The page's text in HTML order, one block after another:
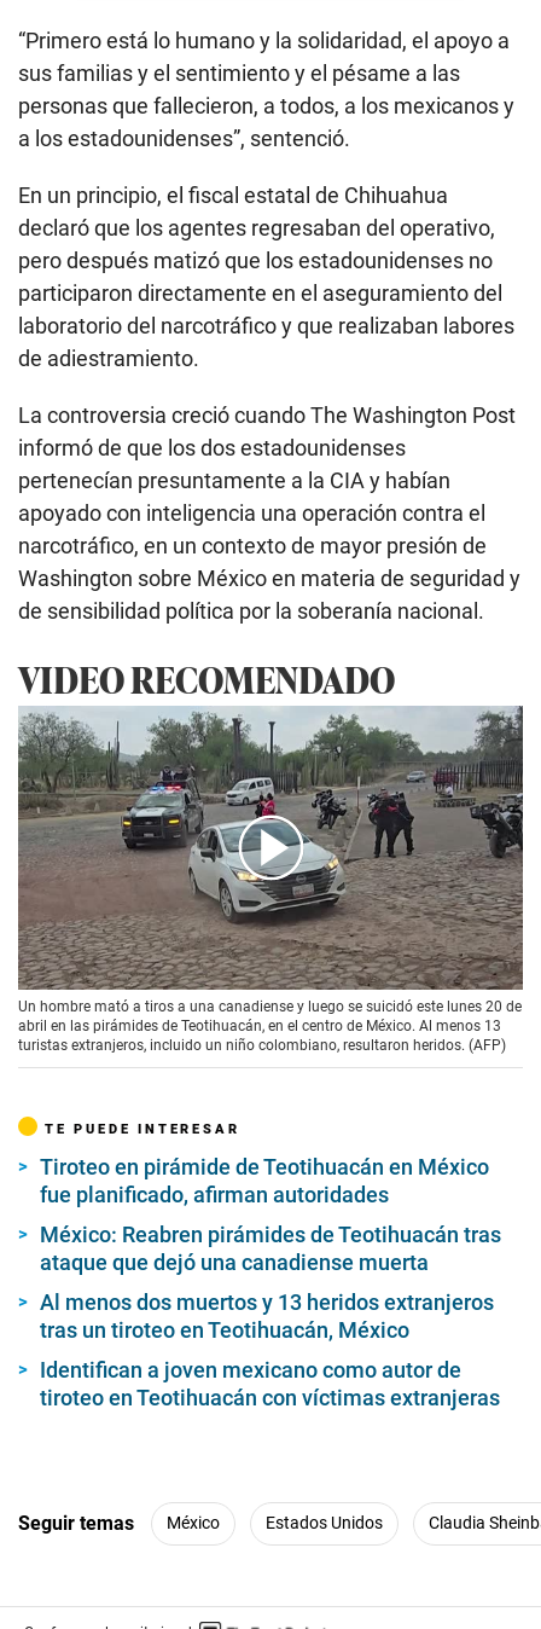
“Primero está lo humano y la solidaridad, el apoyo a
sus familias y el sentimiento y el pésame a las
personas que fallecieron, a todos, a los mexicanos y
a los estadounidenses”, sentenció.
En un principio, el fiscal estatal de Chihuahua
declaró que los agentes regresaban del operativo,
pero después matizó que los estadounidenses no
participaron directamente en el aseguramiento del
laboratorio del narcotráfico y que realizaban labores
de adiestramiento.
La controversia creció cuando The Washington Post
informó de que los dos estadounidenses
pertenecían presuntamente a la CIA y habían
apoyado con inteligencia una operación contra el
narcotráfico, en un contexto de mayor presión de
Washington sobre México en materia de seguridad y
de sensibilidad política por la soberanía nacional.
VIDEO RECOMENDADO
00:00/02:00
Un hombre mató a tiros a una canadiense y luego se suicidó este lunes 20 de
abril en las pirámides de Teotihuacán, en el centro de México. Al menos 13
turistas extranjeros, incluido un niño colombiano, resultaron heridos. (AFP)
TE PUEDE INTERESAR
Tiroteo en pirámide de Teotihuacán en México
fue planificado, afirman autoridades
México: Reabren pirámides de Teotihuacán tras
ataque que dejó una canadiense muerta
Al menos dos muertos y 13 heridos extranjeros
tras un tiroteo en Teotihuacán, México
Identifican a joven mexicano como autor de
tiroteo en Teotihuacán con víctimas extranjeras
Seguir temas México Estados Unidos Claudia